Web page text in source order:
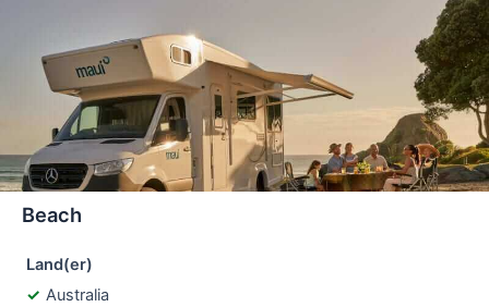
Beach
Land(er)
Australia